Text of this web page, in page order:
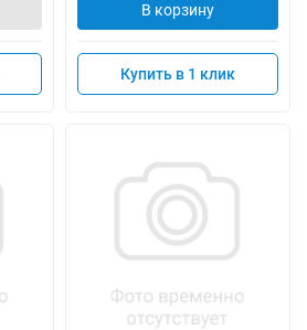
В корзину
Купить в 1 клик